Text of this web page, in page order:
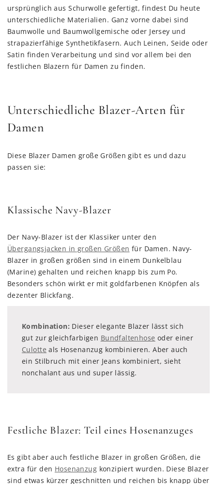
ursprünglich aus Schurwolle gefertigt, findest Du heute
unterschiedliche Materialien. Ganz vorne dabei sind
Baumwolle und Baumwollgemische oder Jersey und
strapazierfähige Synthetikfasern. Auch Leinen, Seide oder
Satin finden Verarbeitung und sind vor allem bei den
festlichen Blazern für Damen zu finden.
Unterschiedliche Blazer-Arten für
Damen
Diese Blazer Damen große Größen gibt es und dazu
passen sie:
Klassische Navy-Blazer
Der Navy-Blazer ist der Klassiker unter den
Übergangsjacken in großen Größen für Damen. Navy-
Blazer in großen größen sind in einem Dunkelblau
(Marine) gehalten und reichen knapp bis zum Po.
Besonders schön wirkt er mit goldfarbenen Knöpfen als
dezenter Blickfang.
Kombination: Dieser elegante Blazer lässt sich
gut zur gleichfarbigen Bundfaltenhose oder einer
Culotte als Hosenanzug kombinieren. Aber auch
ein Stilbruch mit einer Jeans kombiniert, sieht
nonchalant aus und super lässig.
Festliche Blazer: Teil eines Hosenanzuges
Es gibt aber auch festliche Blazer in großen Größen, die
extra für den Hosenanzug konzipiert wurden. Diese Blazer
sind etwas kürzer geschnitten und reichen bis knapp über